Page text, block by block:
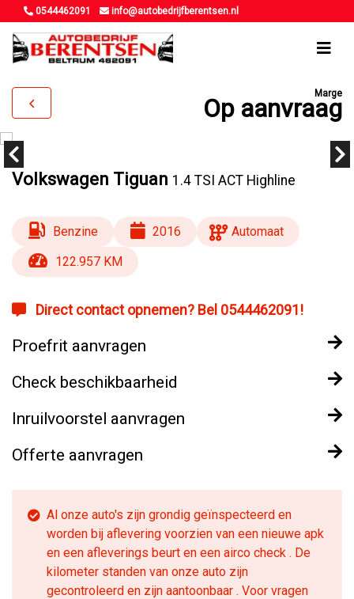
0544462091 info@autobedrijfberentsen.nl
Marge
Op aanvraag
Volkswagen Tiguan 1.4 TSI ACT Highline
Benzine 2016
Automaat
122.957 KM
Direct contact opnemen? Bel 0544462091!
Proefrit aanvragen
Check beschikbaarheid
Inruilvoorstel aanvragen
Offerte aanvragen
Al onze auto's zijn grondig geïnspecteerd en
worden bij aflevering voorzien van een nieuwe apk
en een afleverings beurt en een airco check . De
kilometer standen van onze auto zijn
gecontroleerd en zijn aantoonbaar . Voor vragen